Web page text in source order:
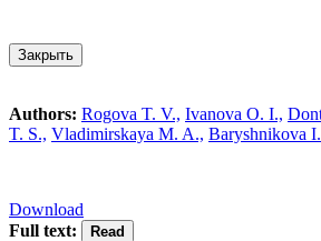
Закрыть
Authors: Rogova T. V., Ivanova O. I.,
T. S., Vladimirskaya M. A., Baryshnikova
Download
Full text: